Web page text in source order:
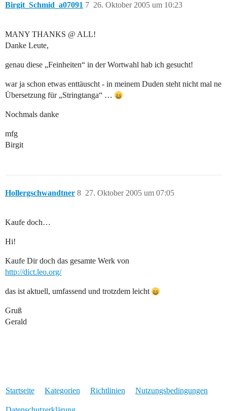
Birgit_Schmid_a07091 26. Oktober 2005 um 10:23
7
MANY THANKS @ ALL!
Danke Leute,
genau diese „Feinheiten“ in der Wortwahl hab ich gesucht!
war ja schon etwas enttäuscht - in meinem Duden steht nicht mal ne
Übersetzung für „Stringtanga“ …
Nochmals danke
mfg
Birgit
Hollergschwandtner 27. Oktober 2005 um 07:05
8
Kaufe doch…
Hi!
Kaufe Dir doch das gesamte Werk von
http://dict.leo.org/
das ist aktuell, umfassend und trotzdem leicht
Gruß
Gerald
Startseite Kategorien Richtlinien Nutzungsbedingungen